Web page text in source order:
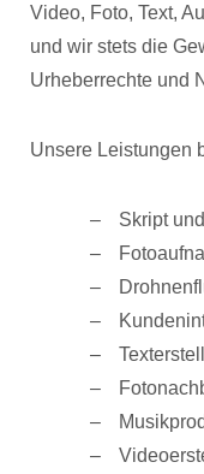
Video, Foto, Text,
und wir stets die
Urheberrechte und
Unsere Leistungen
Skript